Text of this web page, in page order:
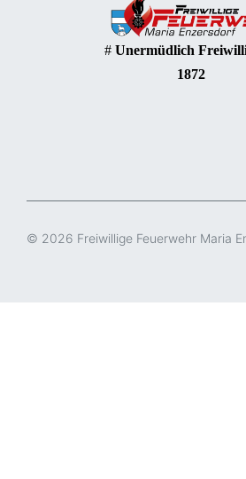
# Unermüdlich
1872
© 2026 Freiwillige Feuerwehr Maria